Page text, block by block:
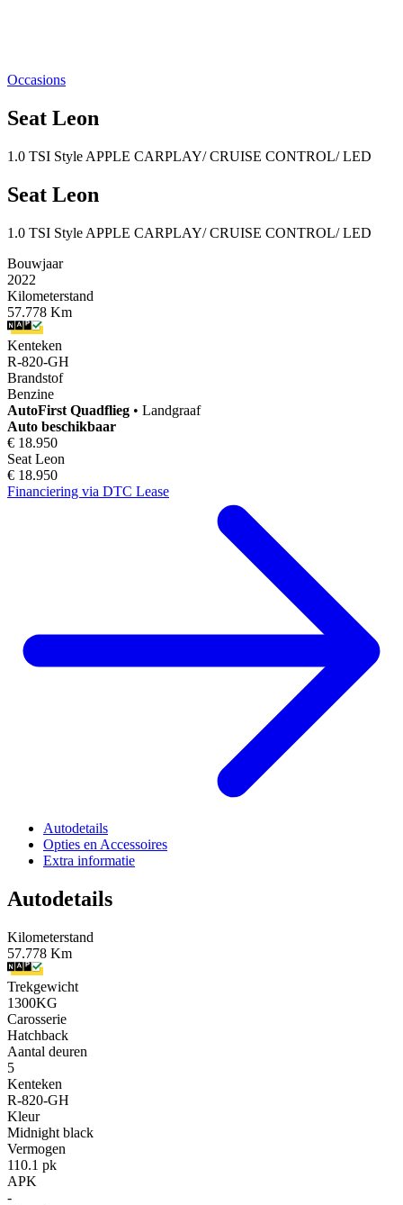
Occasions
Seat Leon
1.0 TSI Style APPLE CARPLAY/ CRUISE CONTROL/ LED
Seat Leon
1.0 TSI Style APPLE CARPLAY/ CRUISE CONTROL/ LED
Bouwjaar
2022
Kilometerstand
57.778 Km
Kenteken
R-820-GH
Brandstof
Benzine
AutoFirst Quadflieg • Landgraaf
Auto beschikbaar
€ 18.950
Seat Leon
€ 18.950
Financiering via DTC Lease
Autodetails
Opties en Accessoires
Extra informatie
Autodetails
Kilometerstand
57.778 Km
Trekgewicht
1300KG
Carosserie
Hatchback
Aantal deuren
5
Kenteken
R-820-GH
Kleur
Midnight black
Vermogen
110.1 pk
APK
-